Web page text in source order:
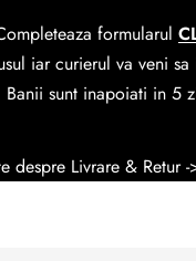
15 lei pentru o
o comanda de peste
formularul
iar curierul va veni
sunt inapoiati in 5
despre Livrare & Retur -